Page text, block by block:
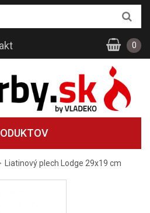
Liatinový plech Lodge 29x19 cm
0